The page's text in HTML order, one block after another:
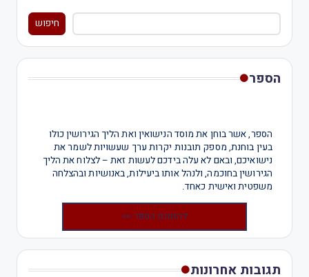
חיפוש
הספר
הספר, אשר בוחן את מוסד הנישואין ואת הליך הגירושין כולו
בעין בוחנת, מספק תובנות יקרות ערך שעשויות לשמר את
נישואיכם, ובאם לא עלה בידכם לעשות זאת – לצלוח את הליך
הגירושין בחוכמה, ולנהל אותו ביעילות, באנושיות ובהצלחה
משפטית ואישית כאחד.
להזמנת הספר >>
תגובות אחרונות